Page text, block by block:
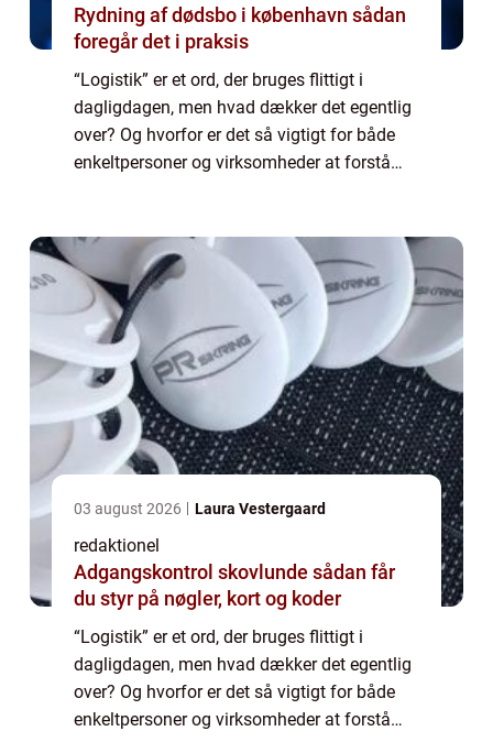
Rydning af dødsbo i københavn sådan
foregår det i praksis
“Logistik” er et ord, der bruges flittigt i
dagligdagen, men hvad dækker det egentlig
over? Og hvorfor er det så vigtigt for både
enkeltpersoner og virksomheder at forstå
03 august 2026 Laura Vestergaard
redaktionel
Adgangskontrol skovlunde sådan får
du styr på nøgler, kort og koder
“Logistik” er et ord, der bruges flittigt i
dagligdagen, men hvad dækker det egentlig
over? Og hvorfor er det så vigtigt for både
enkeltpersoner og virksomheder at forstå